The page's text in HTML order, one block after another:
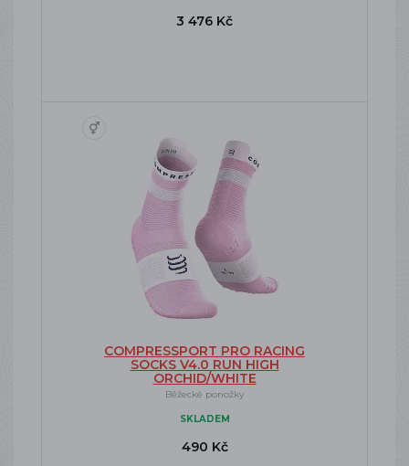
3 476 Kč
COMPRESSPORT PRO RACING
SOCKS V4.0 RUN HIGH
ORCHID/WHITE
Běžecké ponožky
SKLADEM
490 Kč